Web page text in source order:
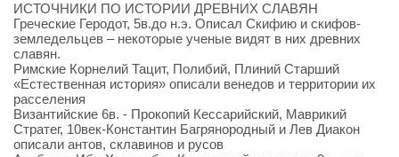
ИСТОЧНИКИ ПО ИСТОРИИ ДРЕВНИХ СЛАВЯН
Греческие Геродот, 5в.до н.э. Описал Скифию и скифов-
земледельцев – некоторые ученые видят в них древних
славян.
Римские Корнелий Тацит, Полибий, Плиний Старший
«Естественная история» описали венедов и территории их
расселения
Византийские 6в. - Прокопий Кессарийский, Маврикий
Стратег, 10век-Константин Багрянородный и Лев Диакон
описали антов, склавинов и русов